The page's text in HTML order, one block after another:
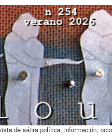
de sátira política, información,